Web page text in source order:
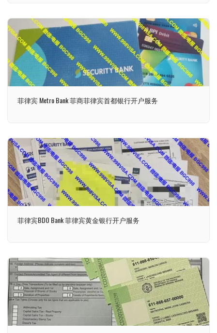
菲律宾 Metro Bank 菲商菲律宾首都银行开户服务
菲律宾BDO Bank 菲律宾黄金银行开户服务